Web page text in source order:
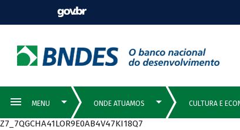
Z7_7QGCHA41LOR9E0AB4V47KI18Q7